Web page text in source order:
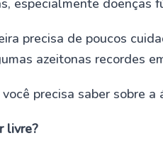
precisa de poucos
azeitonas recordes
precisa saber sobre a
livre?